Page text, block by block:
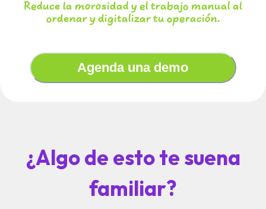
Reduce la morosidad y el trabajo manual al
ordenar y digitalizar tu operación.
Agenda una demo
¿Algo de esto te suena
familiar?